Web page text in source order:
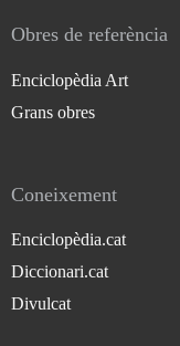
Obres de referència
Enciclopèdia Art
Grans obres
Coneixement
Enciclopèdia.cat
Diccionari.cat
Divulcat